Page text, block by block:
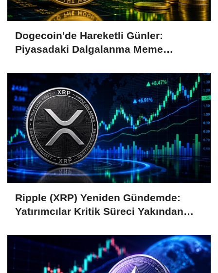
Dogecoin'de Hareketli Günler:
Piyasadaki Dalgalanma Meme
Ripple (XRP) Yeniden Gündemde:
Yatırımcılar Kritik Süreci Yakından